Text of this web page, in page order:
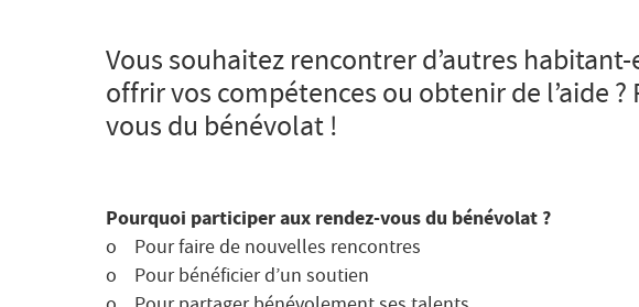
Vous souhaitez rencontrer d’autres
offrir vos compétences ou obtenir de l’aide
vous du bénévolat !
Pourquoi participer aux rendez-vous du bénévolat ?
o Pour faire de nouvelles rencontres
o Pour bénéficier d’un soutien